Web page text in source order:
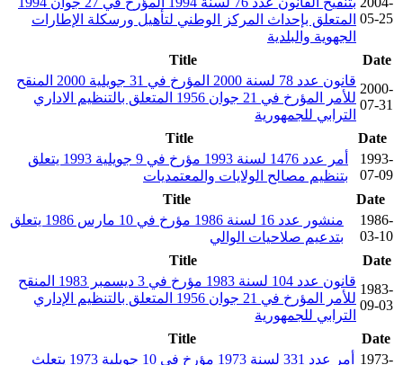
05-25 المتعلق بإحداث المركز الوطني لتأهيل ورسكلة الإطارات
الجهوية والبلدية
Date
Title
2000-
07-31
قانون عدد 78 لسنة 2000 المؤرخ في 31 جويلية 2000 المنقح
للأمر المؤرخ في 21 جوان 1956 المتعلق بالتنظيم الاداري
الترابي للجمهورية
Date
Title
1993-
07-09
أمر عدد 1476 لسنة 1993 مؤرخ في 9 جويلية 1993 يتعلق
بتنظيم مصالح الولايات والمعتمديات
Date
Title
1986-
03-10
منشور عدد 16 لسنة 1986 مؤرخ في 10 مارس 1986 يتعلق
بتدعيم صلاحيات الوالي
Date
Title
1983-
09-03
قانون عدد 104 لسنة 1983 مؤرخ في 3 ديسمبر 1983 المنقح
للأمر المؤرخ في 21 جوان 1956 المتعلق بالتنظيم الإداري
الترابي للجمهورية
Date
Title
1973-
أمر عدد 331 لسنة 1973 مؤرخ في 10 جويلية 1973 يتعلث